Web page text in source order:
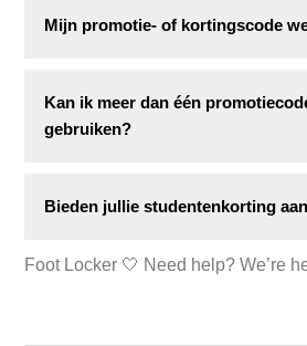
Mijn promotie- of kortingscode
redenen zijn:
De code is verlopen
Kan ik meer dan één
gebruiken?
gebruiken.
Bieden jullie studentenkorting
Momenteel bieden wij geen
Foot Locker 🤍 Need help? We’re